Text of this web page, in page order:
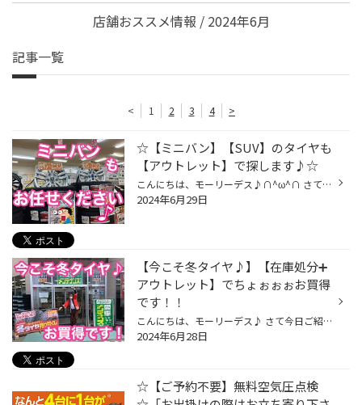
店舗おススメ情報 / 2024年6月
記事一覧
< 1 2 3 4 >
☆【ミニバン】【SUV】のタイヤも
【アウトレット】で探します♪☆
こんにちは、モーリーデス♪∩^ω^∩ さて今日ご紹介したいのは 【ミニバン】【SUV】のタイヤもタイヤ館へお任せください♪です タイヤ館で取り扱いのあるタイヤは色々ございます∩^ω^∩ 走行音の静かなタイヤ(静粛性)や雨の日に強く、長持ち♪ 低燃費性ももちろん兼ね備えております♪ そして【お買得タイヤ...
2024年6月29日
【今こそ冬タイヤ♪】【在庫処分➕
アウトレット】でちょぉぉぉお買得
です！！
こんにちは、モーリーデス♪ さて今日ご紹介したいのは… 【今だからこそ♪】【冬】のタイヤもタイヤ館へお任せください♪です タイヤ館で取り扱いのあるタイヤは色々ございます∩^ω^∩ 走行音の静かなタイヤ(静粛性)や雨の日に強く、長持ち♪ 低燃費性ももちろん兼ね備えております♪ そして【お買得タイヤ...
2024年6月28日
☆【ご予約不要】無料空気圧点検